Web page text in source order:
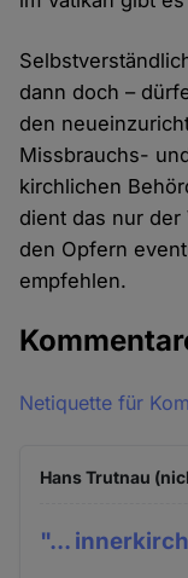
dann doch –
den
Missbrauchs-
kirchlichen
dient das nur der
den Opfern
empfehlen.
Netiquette für
Hans Trutnau
"...